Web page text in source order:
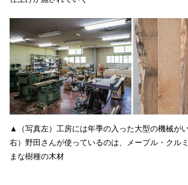
▲（写真左）工房には年季の入った大型の機械が
右）野田さんが使っているのは、メープル・クル
まな樹種の木材